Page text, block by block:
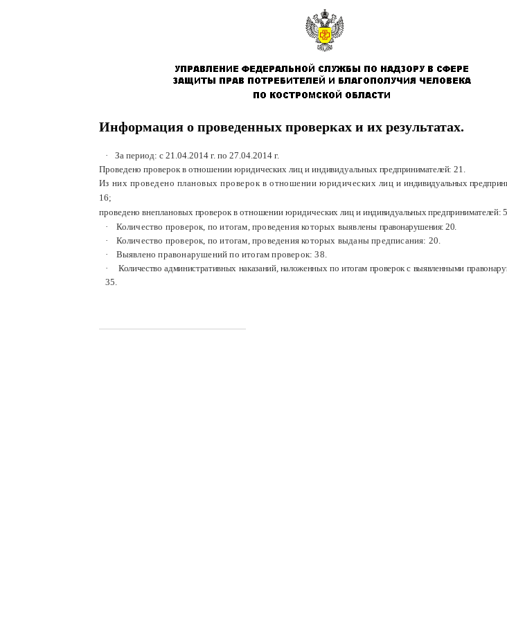
Информация о проведенных проверках и их результатах.
· За период: с 21.04.2014 г.по 27.04.2014 г.
Проведено проверок в отношении юридических лиц и индивидуальных предпринимателей: 21.
Из них проведено плановых проверок в отношении юридических лиц ииндивидуальных
16;
проведено внеплановых проверок в отношении юридических лиц и индивидуальных предпринимателей: 5
·
Количество проверок, по итогам, проведения которых выявлены правонарушения: 20.
·
Количество проверок, по итогам, проведения которых выданы предписания: 20.
·
Выявлено правонарушений по итогам проверок: 38.
·
Количество административных наказаний, наложенных по итогам проверок с выявленными
35.